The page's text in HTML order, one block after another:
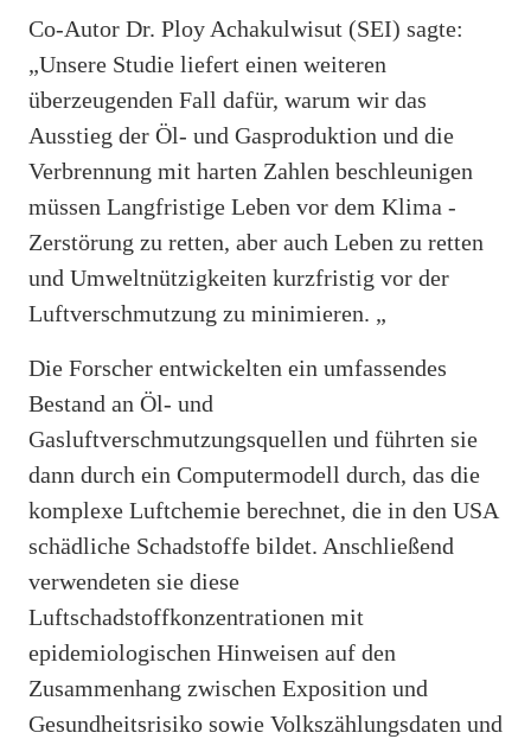
Co-Autor Dr. Ploy Achakulwisut (SEI) sagte:
„Unsere Studie liefert einen weiteren
überzeugenden Fall dafür, warum wir das
Ausstieg der Öl- und Gasproduktion und die
Verbrennung mit harten Zahlen beschleunigen
müssen Langfristige Leben vor dem Klima -
Zerstörung zu retten, aber auch Leben zu retten
und Umweltnützigkeiten kurzfristig vor der
Luftverschmutzung zu minimieren. „
Die Forscher entwickelten ein umfassendes
Bestand an Öl- und
Gasluftverschmutzungsquellen und führten sie
dann durch ein Computermodell durch, das die
komplexe Luftchemie berechnet, die in den USA
schädliche Schadstoffe bildet. Anschließend
verwendeten sie diese
Luftschadstoffkonzentrationen mit
epidemiologischen Hinweisen auf den
Zusammenhang zwischen Exposition und
Gesundheitsrisiko sowie Volkszählungsdaten und